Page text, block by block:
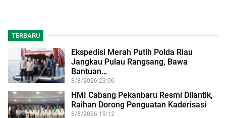
TERBARU
Ekspedisi Merah Putih Polda Riau
Jangkau Pulau Rangsang, Bawa
Bantuan…
8/8/2026 23:06
HMI Cabang Pekanbaru Resmi Dilantik,
Raihan Dorong Penguatan Kaderisasi
8/8/2026 19:12